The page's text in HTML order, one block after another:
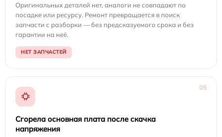
Оригинальных деталей нет, аналоги не совпадают по
посадке или ресурсу. Ремонт превращается в поиск
запчасти с разборки — без предсказуемого срока и без
гарантии на неё.
НЕТ ЗАПЧАСТЕЙ
05
Сгорела основная плата после скачка
напряжения